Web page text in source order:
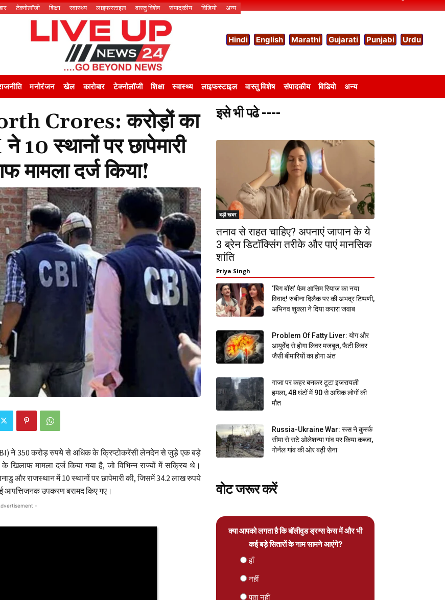
टेक्नोलॉजी शिक्षा स्वास्थ्य लाइफस्टाइल वास्तु विशेष संपादकीय विडियो अन्य
Hindi English Marathi Gujarati Punjabi Urdu
मनोरंजन खेल कारोबार टेक्नोलॉजी शिक्षा स्वास्थ्य लाइफस्टाइल वास्तु विशेष संपादकीय विडियो अन्य
Crores: करोड़ों का
10 स्थानों पर छापेमारी
मामला दर्ज किया!
ने 350 करोड़ रुपये से अधिक के क्रिप्टोकरेंसी लेनदेन से जुड़े एक बड़े
खिलाफ मामला दर्ज किया गया है, जो विभिन्न राज्यों में सक्रिय थे।
और राजस्थान में 10 स्थानों पर छापेमारी की, जिसमें 34.2 लाख रुपये
आपत्तिजनक उपकरण बरामद किए गए।
-
इसे भी पढे ----
बड़ी खबर
तनाव से राहत चाहिए? अपनाएं जापान के ये
3 ब्रेन डिटॉक्सिंग तरीके और पाएं मानसिक
शांति
Priya Singh
‘बिग बॉस’ फेम आसिम रियाज का नया
विवाद! रुबीना दिलैक पर की अभद्र टिप्पणी,
अभिनव शुक्ला ने दिया करारा जवाब
Problem Of Fatty Liver: योग और
आयुर्वेद से होगा लिवर मजबूत, फैटी लिवर
जैसी बीमारियों का होगा अंत
गाजा पर कहर बनकर टूटा इजरायली
हमला, 48 घंटों में 90 से अधिक लोगों की
मौत
Russia-Ukraine War: रूस ने कुर्स्क
सीमा से सटे ओलेशन्या गांव पर किया कब्जा,
गोर्नल गांव की ओर बढ़ी सेना
वोट जरूर करें
क्या आपको लगता है कि बॉलीवुड ड्रग्स केस में और भी
कई बड़े सितारों के नाम सामने आएंगे?
हाँ
नहीं
पता नहीं